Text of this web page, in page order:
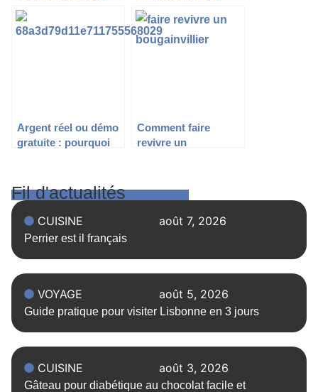
Argent Réel Qui Vaut
le Détour
parpaing standard ?
Argent réel ou démo
gratuite : pourquoi
Comment faire
revivre un
Fil d'actualités
CUISINE août 7, 2026
Perrier est il français
VOYAGE août 5, 2026
Guide pratique pour visiter Lisbonne en 3 jours
CUISINE août 3, 2026
Gâteau pour diabétique au chocolat facile et